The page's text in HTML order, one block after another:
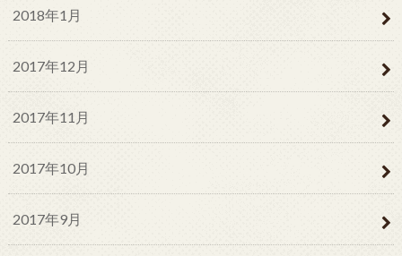
2018年1月
2017年12月
2017年11月
2017年10月
2017年9月